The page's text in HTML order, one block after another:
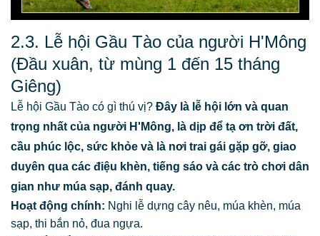
2.3. Lễ hội Gầu Tào của người H'Mông
(Đầu xuân, từ mùng 1 đến 15 tháng
Giêng)
Lễ hội Gầu Tào có gì thú vị? Đây là lễ hội lớn và quan
trọng nhất của người H'Mông, là dịp để tạ ơn trời đất,
cầu phúc lộc, sức khỏe và là nơi trai gái gặp gỡ, giao
duyên qua các điệu khèn, tiếng sáo và các trò chơi dân
gian như múa sạp, đánh quay.
Hoạt động chính: Nghi lễ dựng cây nêu, múa khèn, múa
sạp, thi bắn nỏ, đua ngựa.